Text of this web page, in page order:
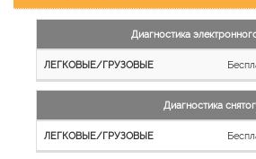
работы
Легковые
и
Грузовые
автомобили
Диагностика
Диагностика